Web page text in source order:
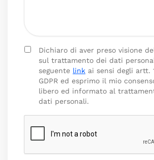
Dichiaro di aver preso visione
sul trattamento dei dati
seguente link ai sensi degli artt.
GDPR ed esprimo il mio
libero ed informato al
dati personali.